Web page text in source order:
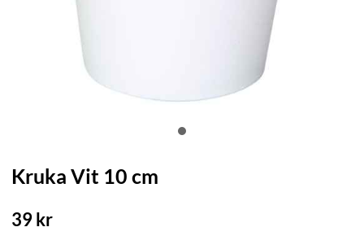
Kruka Vit 10 cm
39kr